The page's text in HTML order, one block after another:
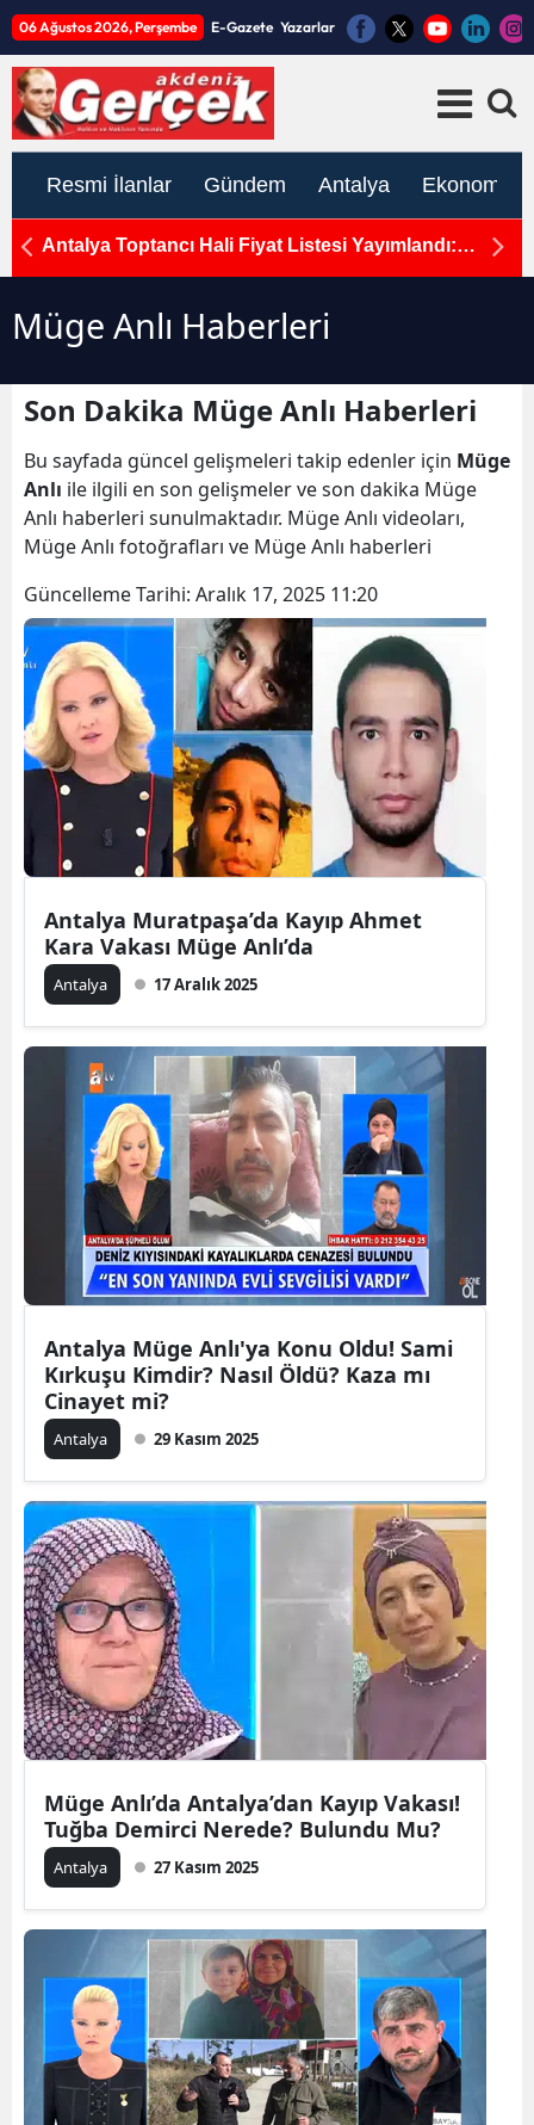
06 Ağustos 2026, Perşembe E-Gazete Yazarlar
Resmi İlanlar Gündem Antalya Ekonomi
Antalya Toptancı Hali Fiyat Listesi Yayımlandı:
Müge Anlı Haberleri
Son Dakika Müge Anlı Haberleri
Bu sayfada güncel gelişmeleri takip edenler için Müge
Anlı ile ilgili en son gelişmeler ve son dakika Müge
Anlı haberleri sunulmaktadır. Müge Anlı videoları,
Müge Anlı fotoğrafları ve Müge Anlı haberleri
Güncelleme Tarihi: Aralık 17, 2025 11:20
Antalya Muratpaşa’da Kayıp Ahmet
Kara Vakası Müge Anlı’da
Antalya 17 Aralık 2025
Antalya Müge Anlı'ya Konu Oldu! Sami
Kırkuşu Kimdir? Nasıl Öldü? Kaza mı
Cinayet mi?
Antalya 29 Kasım 2025
Müge Anlı’da Antalya’dan Kayıp Vakası!
Tuğba Demirci Nerede? Bulundu Mu?
Antalya 27 Kasım 2025